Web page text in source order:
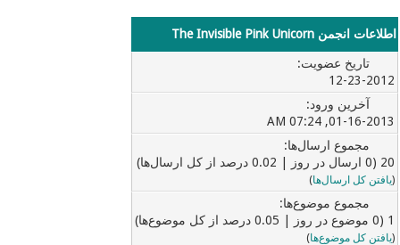
اطلاعات انجمن The Invisible Pink Unicorn
تاریخ عضویت:
12-23-2012
آخرین ورود:
01-16-2013, 07:24 AM
مجموع ارسال‌ها:
20 (0 ارسال در روز | 0.02 درصد از کل ارسال‌ها)
(یافتن کل ارسال‌ها)
مجموع موضوع‌ها:
1 (0 موضوع در روز | 0.05 درصد از کل موضوع‌ها)
(یافتن کل موضوع‌ها)